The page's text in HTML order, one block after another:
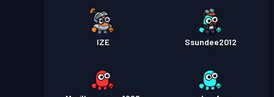
IZE Ssundee2012